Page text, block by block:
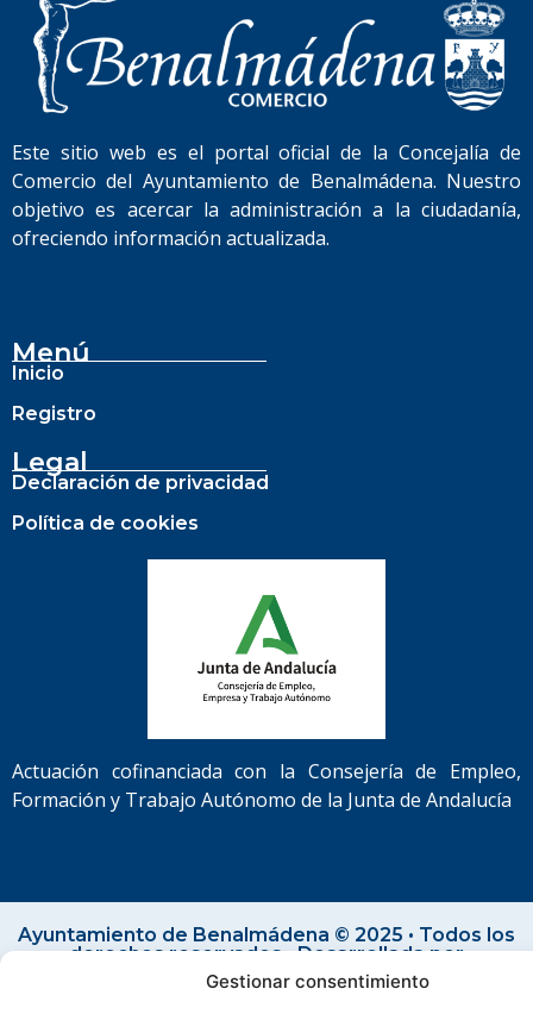
Gestionar consentimiento
Este sitio web es el portal oficial de la Concejalía de
Comercio del Ayuntamiento de Benalmádena. Nuestro
objetivo es acercar la administración a la ciudadanía,
ofreciendo información actualizada.
Menú
Inicio
Registro
Legal
Declaración de privacidad
Política de cookies
Actuación cofinanciada con la Consejería de Empleo,
Formación y Trabajo Autónomo de la Junta de Andalucía
Ayuntamiento de Benalmádena © 2025 • Todos los
derechos reservados • Desarrollada por
AcciónMK™